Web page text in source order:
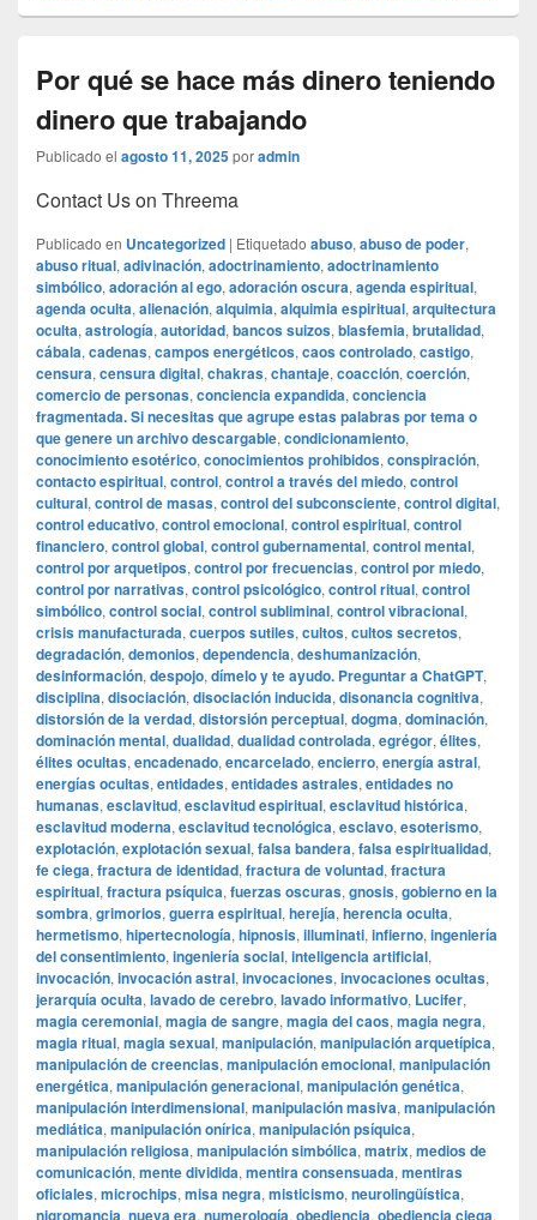
Por qué se hace más dinero teniendo
dinero que trabajando
Publicado el agosto 11, 2025poradmin
Contact Us on Threema
Publicado en Uncategorized | Etiquetado abuso, abuso de poder,
abuso ritual, adivinación, adoctrinamiento, adoctrinamiento
simbólico, adoración al ego, adoración oscura, agenda espiritual,
agenda oculta, alienación, alquimia, alquimia espiritual, arquitectura
oculta, astrología, autoridad, bancos suizos, blasfemia, brutalidad,
cábala, cadenas, campos energéticos, caos controlado, castigo,
censura, censura digital, chakras, chantaje, coacción, coerción,
comercio de personas, conciencia expandida, conciencia
fragmentada. Si necesitas que agrupe estas palabras por tema o
que genere un archivo descargable, condicionamiento,
conocimiento esotérico, conocimientos prohibidos, conspiración,
contacto espiritual, control, control a través del miedo, control
cultural, control de masas, control del subconsciente, control digital,
control educativo, control emocional, control espiritual, control
financiero, control global, control gubernamental, control mental,
control por arquetipos, control por frecuencias, control por miedo,
control por narrativas, control psicológico, control ritual, control
simbólico, control social, control subliminal, control vibracional,
crisis manufacturada, cuerpos sutiles, cultos, cultos secretos,
degradación, demonios, dependencia, deshumanización,
desinformación, despojo, dímelo y te ayudo. Preguntar a ChatGPT,
disciplina, disociación, disociación inducida, disonancia cognitiva,
distorsión de la verdad, distorsión perceptual, dogma, dominación,
dominación mental, dualidad, dualidad controlada, egrégor, élites,
élites ocultas, encadenado, encarcelado, encierro, energía astral,
energías ocultas, entidades, entidades astrales, entidades no
humanas, esclavitud, esclavitud espiritual, esclavitud histórica,
esclavitud moderna, esclavitud tecnológica, esclavo, esoterismo,
explotación, explotación sexual, falsa bandera, falsa espiritualidad,
fe ciega, fractura de identidad, fractura de voluntad, fractura
espiritual, fractura psíquica, fuerzas oscuras, gnosis, gobierno en la
sombra, grimorios, guerra espiritual, herejía, herencia oculta,
hermetismo, hipertecnología, hipnosis, illuminati, infierno, ingeniería
del consentimiento, ingeniería social, inteligencia artificial,
invocación, invocación astral, invocaciones, invocaciones ocultas,
jerarquía oculta, lavado de cerebro, lavado informativo, Lucifer,
magia ceremonial, magia de sangre, magia del caos, magia negra,
magia ritual, magia sexual, manipulación, manipulación arquetípica,
manipulación de creencias, manipulación emocional, manipulación
energética, manipulación generacional, manipulación genética,
manipulación interdimensional, manipulación masiva, manipulación
mediática, manipulación onírica, manipulación psíquica,
manipulación religiosa, manipulación simbólica, matrix, medios de
comunicación, mente dividida, mentira consensuada, mentiras
oficiales, microchips, misa negra, misticismo, neurolingüística,
nigromancia, nueva era, numerología, obediencia, obediencia ciega,